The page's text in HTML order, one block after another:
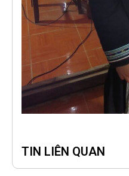
TIN LIÊN QUAN